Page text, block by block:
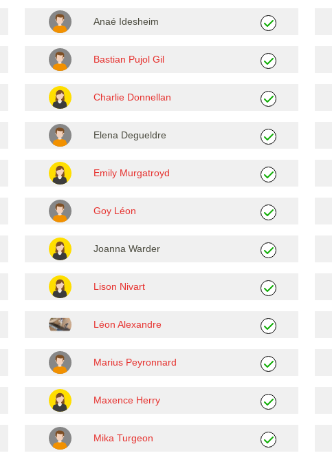
Anaé Idesheim
Bastian Pujol Gil
Charlie Donnellan
Elena Degueldre
Emily Murgatroyd
Goy Léon
Joanna Warder
Lison Nivart
Léon Alexandre
Marius Peyronnard
Maxence Herry
Mika Turgeon